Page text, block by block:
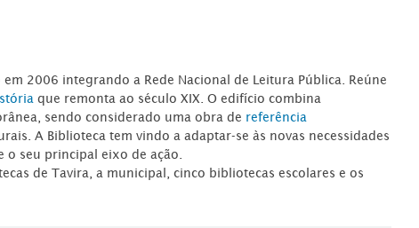
2006 integrando a Rede Nacional de Leitura Pública. Reúne
que remonta ao século XIX. O edifício combina
sendo considerado uma obra de referência
A Biblioteca tem vindo a adaptar-se às novas necessidades
seu principal eixo de ação.
de Tavira, a municipal, cinco bibliotecas escolares e os